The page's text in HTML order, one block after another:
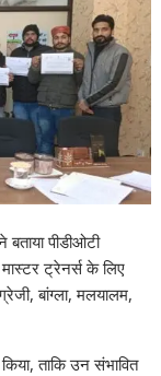
पीडीओटी
ट्रेनर्स के लिए
बांग्ला, मलयालम,
ताकि उन संभावित